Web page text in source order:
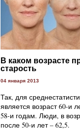
В каком возрасте
старость
04 января 2013
Так, для
является возраст 60-и
58-и годам. Люди, в
после 50-и лет – 62,5.